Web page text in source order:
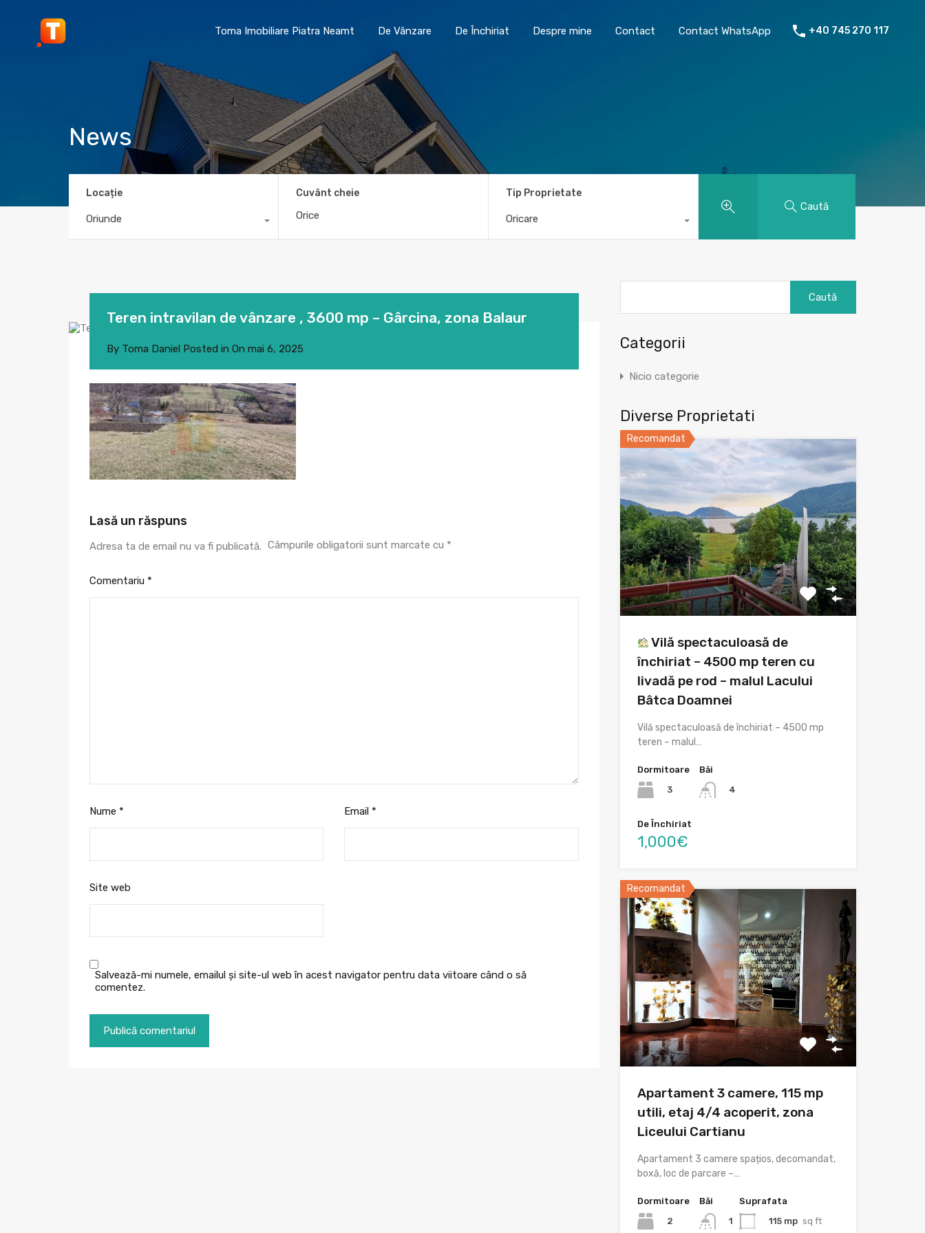
Toma Imobiliare Piatra Neamt De Vânzare De Închiriat Despre mine Contact Contact WhatsApp
Toma Imobiliare Piatra Neamt De Vânzare De Închiriat Despre mine Contact Contact WhatsApp +40 745 270 117
News
Locație
Oriunde
Cuvânt cheie Tip Proprietate
Oricare
Caută
Teren intravilan de vânzare , 3600 mp – Gârcina, zona Balaur
By Toma Daniel Posted in On mai 6, 2025
Lasă un răspuns
Adresa ta de email nu va fi publicată. Câmpurile obligatorii sunt marcate cu *
Comentariu *
Nume * Email *
Site web
Salvează-mi numele, emailul și site-ul web în acest navigator pentru data viitoare când o să
comentez.
după:
Categorii
Nicio categorie
Diverse Proprietati
Recomandat
Vilă spectaculoasă de
închiriat – 4500 mp teren cu
livadă pe rod – malul Lacului
Bâtca Doamnei
Vilă spectaculoasă de închiriat – 4500 mp
teren – malul…
Dormitoare
3
Băi
4
De Închiriat
1,000€
Recomandat
Apartament 3 camere, 115 mp
utili, etaj 4/4 acoperit, zona
Liceului Cartianu
Apartament 3 camere spațios, decomandat,
boxă, loc de parcare –…
Dormitoare
2
Băi
1
Suprafata
115 mp sq ft